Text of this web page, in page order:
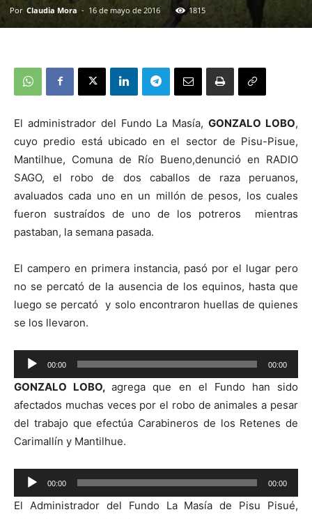
Por Claudia Mora - 16 de mayo de 2016 1815
El administrador del Fundo La Masía,GONZALO LOBO,
cuyo predio está ubicado en el sector de Pisu-Pisue,
Mantilhue, Comuna de Río Bueno,denunció en RADIO
SAGO, el robo de dos caballos de raza peruanos,
avaluados cada uno en un millón de pesos, los cuales
fueron sustraídos de uno de los potreros mientras
pastaban, la semana pasada.
El campero en primera instancia, pasó por el lugar pero
no se percató de la ausencia de los equinos, hasta que
luego se percató y solo encontraron huellas de quienes
se los llevaron.
Reproductor
de
audio
00:00 00:00
GONZALO LOBO,agrega que en el Fundo han sido
afectados muchas veces por el robo de animales a pesar
del trabajo que efectúa Carabineros de los Retenes de
Carimallín y Mantilhue.
Reproductor
de
audio
00:00 00:00
El Administrador del Fundo La Masía de Pisu Pisué,